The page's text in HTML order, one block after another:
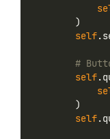
        )
self
#
self
        )
self